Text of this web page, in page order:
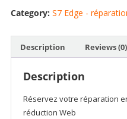
Samsung
SM-
G935A
G935
G9350
Category: S7 Edge -
Description Reviews (0)
Description
Réservez votre réparation
réduction Web